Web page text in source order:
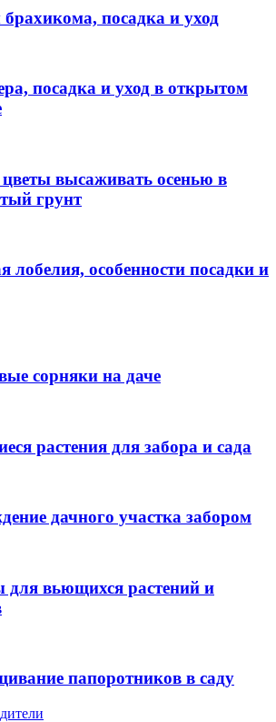
посадка и уход
посадка и уход в открытом
высаживать осенью в
грунт
лобелия, особенности посадки и
сорняки на даче
растения для забора и сада
дачного участка забором
вьющихся растений и
папоротников в саду